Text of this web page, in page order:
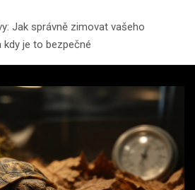
Jak správně zimovat vašeho
kdy je to bezpečné